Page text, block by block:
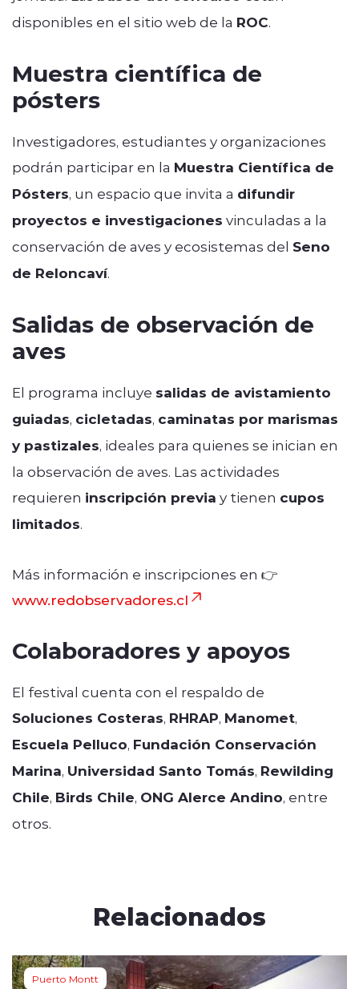
disponibles en el sitio web de la ROC.
Muestra científica de
pósters
Investigadores, estudiantes y organizaciones
podrán participar en la Muestra Científica de
Pósters, un espacio que invita a difundir
proyectos e investigaciones vinculadas a la
conservación de aves y ecosistemas del Seno
de Reloncaví.
Salidas de observación de
aves
El programa incluye salidas de avistamiento
guiadas, cicletadas, caminatas por marismas
y pastizales, ideales para quienes se inician en
la observación de aves. Las actividades
requieren inscripción previa y tienen cupos
limitados.
Más información e inscripciones en 👉
www.redobservadores.cl
Colaboradores y apoyos
El festival cuenta con el respaldo de
Soluciones Costeras, RHRAP, Manomet,
Escuela Pelluco, Fundación Conservación
Marina, Universidad Santo Tomás, Rewilding
Chile, Birds Chile, ONG Alerce Andino, entre
otros.
Relacionados
Puerto Montt